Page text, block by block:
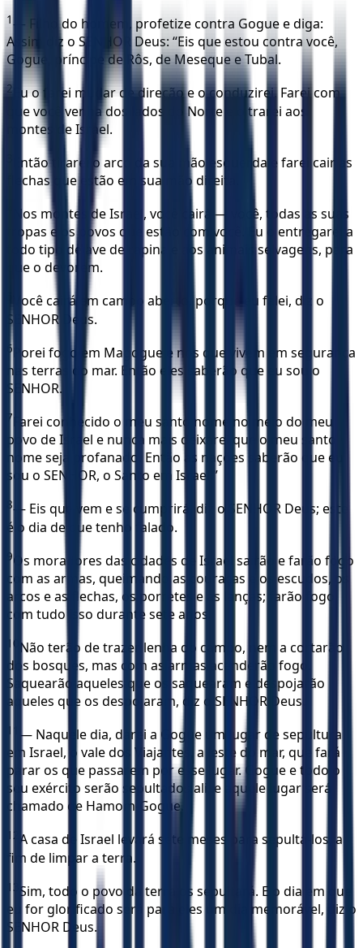
1— Filho do homem, profetize contra Gogue e diga:
Assim diz o SENHOR Deus: “Eis que estou contra você,
Gogue, príncipe de Rôs, de Meseque e Tubal.
2 Eu o farei mudar de direção e o conduzirei. Farei com
que você venha dos lados do Norte e o trarei aos
montes de Israel.
Então tirarei o arco da sua mão esquerda e farei cair as
flechas que estão em sua mão direita.
Nos montes de Israel, você cairá — você, todas as suas
tropas e os povos que estão com você. Eu o entregarei a
todo tipo de ave de rapina e aos animais selvagens, para
que o devorem.
Você cairá em campo aberto, porque eu falei, diz o
SENHOR Deus.
6
Porei fogo em Magogue e nos que vivem em segurança
nas terras do mar. Então eles saberão que eu sou o
SENHOR.
7
Farei conhecido o meu santo nome no meio do meu
povo de Israel e nunca mais deixarei que o meu santo
nome seja profanado. Então as nações saberão que eu
sou o SENHOR, o Santo em Israel.”
8— Eis que vem e se cumprirá, diz o SENHOR Deus; este
é o dia de que tenho falado.
9Os moradores das cidades de Israel sairão e farão fogo
com as armas, queimando as couraças e os escudos, os
arcos e as flechas, os porretes e as lanças; farão fogo
com tudo isso durante sete anos.
10 Não terão de trazer lenha do campo, nem a cortarão
dos bosques, mas com as armas acenderão fogo.
Saquearão aqueles que os saquearam e despojarão
aqueles que os despojaram, diz o SENHOR Deus.
11
— Naquele dia, darei a Gogue um lugar de sepultura
em Israel, o vale dos Viajantes, a leste do mar, que fará
parar os que passarem por esse lugar. Gogue e todo o
seu exército serão sepultados ali, e aquele lugar será
chamado de Hamom-Gogue.
12 A casa de Israel levará sete meses para sepultá-los, a
fim de limpar a terra.
13 Sim, todo o povo da terra os sepultará. E o dia em que
eu for glorificado será para eles um dia memorável, diz o
SENHOR Deus.